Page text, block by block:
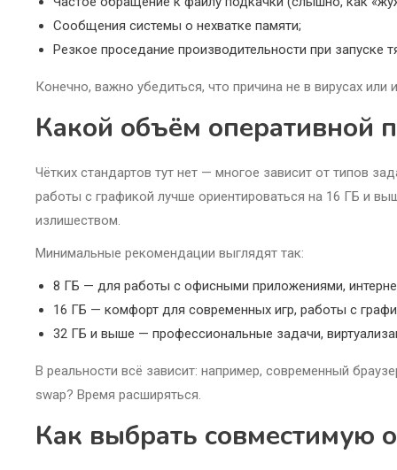
Сообщения системы о нехватке памяти;
Резкое проседание производительности при запуске
Конечно, важно убедиться, что причина не в вирусах
Какой объём оперативной
Чётких стандартов тут нет — многое зависит от типов
работы с графикой лучше ориентироваться на 16 ГБ и
излишеством.
Минимальные рекомендации выглядят так:
8 ГБ — для работы с офисными приложениями,
16 ГБ — комфорт для современных игр, работы с
32 ГБ и выше — профессиональные задачи,
В реальности всё зависит: например, современный
swap? Время расширяться.
Как выбрать совместимую